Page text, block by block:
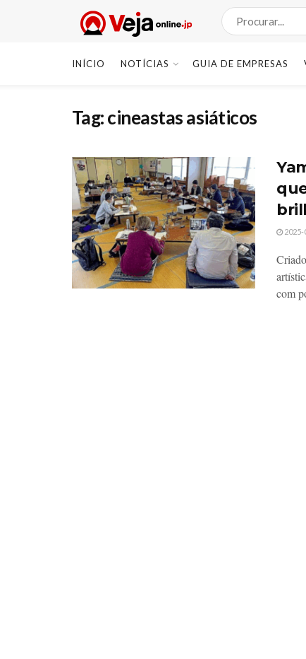
INÍCIO NOTÍCIAS GUIA DE EMPRESAS
Tag:cineastas asiáticos
2025-
com